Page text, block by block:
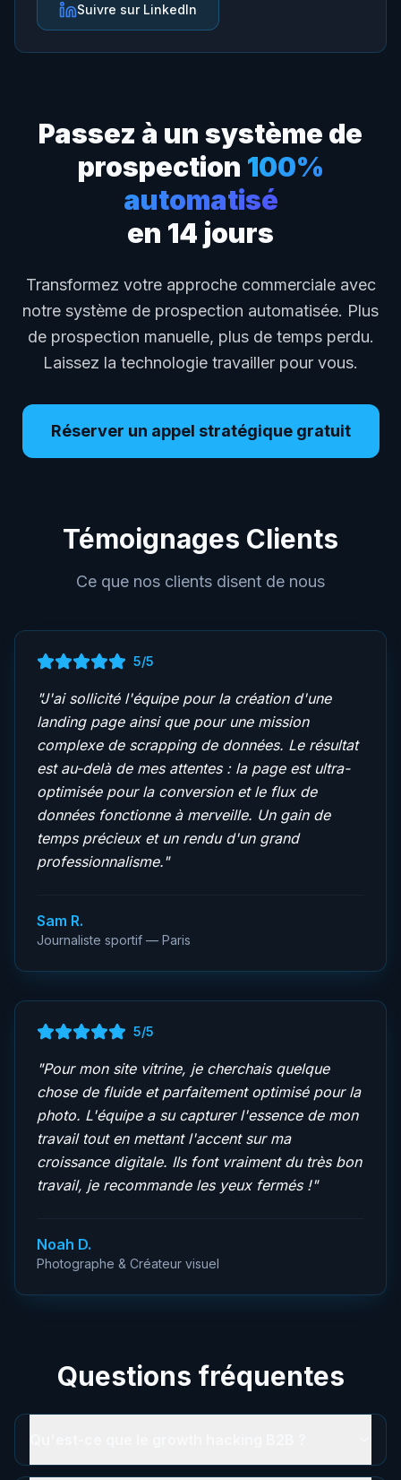
Suivre sur LinkedIn
Passez à un système de
prospection 100%
automatisé
en 14 jours
Transformez votre approche commerciale avec
notre système de prospection automatisée. Plus
de prospection manuelle, plus de temps perdu.
Laissez la technologie travailler pour vous.
Réserver un appel stratégique gratuit
Témoignages Clients
Ce que nos clients disent de nous
5/5
"J'ai sollicité l'équipe pour la création d'une
landing page ainsi que pour une mission
complexe de scrapping de données. Le résultat
est au-delà de mes attentes : la page est ultra-
optimisée pour la conversion et le flux de
données fonctionne à merveille. Un gain de
temps précieux et un rendu d'un grand
professionnalisme."
Sam R.
Journaliste sportif — Paris
5/5
"Pour mon site vitrine, je cherchais quelque
chose de fluide et parfaitement optimisé pour la
photo. L'équipe a su capturer l'essence de mon
travail tout en mettant l'accent sur ma
croissance digitale. Ils font vraiment du très bon
travail, je recommande les yeux fermés !"
Noah D.
Photographe & Créateur visuel
Questions fréquentes